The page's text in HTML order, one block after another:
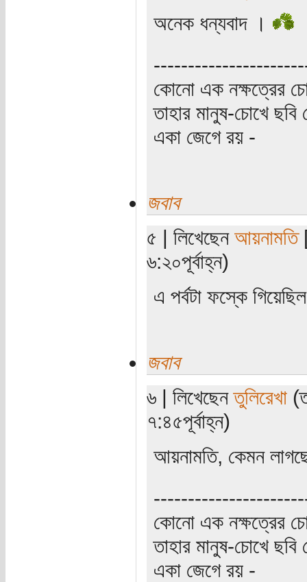
অনেক ধন্যবাদ ।
কোনো এক নক্ষত্রের
তাহার মানুষ-চোখে ছবি
একা জেগে রয় -
জবাব
৫ | লিখেছেন আয়নামতি
৬:২০পূর্বাহ্ন)
এ পর্বটা ফস্কে
জবাব
৬ | লিখেছেনতুলিরেখা
৭:৪৫পূর্বাহ্ন)
আয়নামতি, কেমন
কোনো এক নক্ষত্রের
তাহার মানুষ-চোখে ছবি
একা জেগে রয় -